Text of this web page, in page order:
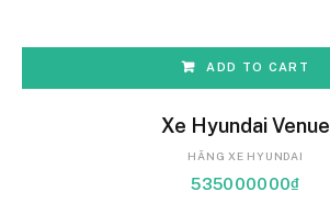
ADD TO CART
Xe Hyundai Venue
HÃNG XE HYUNDAI
535000000₫